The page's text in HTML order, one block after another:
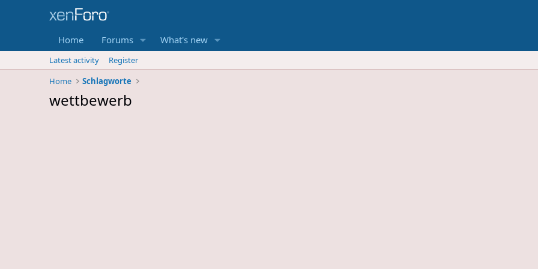
Home Forums What's new
Latest activity
Register
Home
Schlagworte
wettbewerb